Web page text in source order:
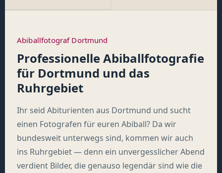
Abiballfotograf Dortmund
Professionelle Abiballfotografie
für Dortmund und das
Ruhrgebiet
Ihr seid Abiturienten aus Dortmund und sucht
einen Fotografen für euren Abiball? Da wir
bundesweit unterwegs sind, kommen wir auch
ins Ruhrgebiet — denn ein unvergesslicher Abend
verdient Bilder, die genauso legendär sind wie die